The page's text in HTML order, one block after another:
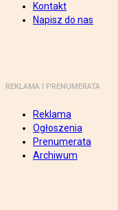
Kontakt
Napisz do nas
REKLAMA I PRENUMERATA
Reklama
Ogłoszenia
Prenumerata
Archiwum